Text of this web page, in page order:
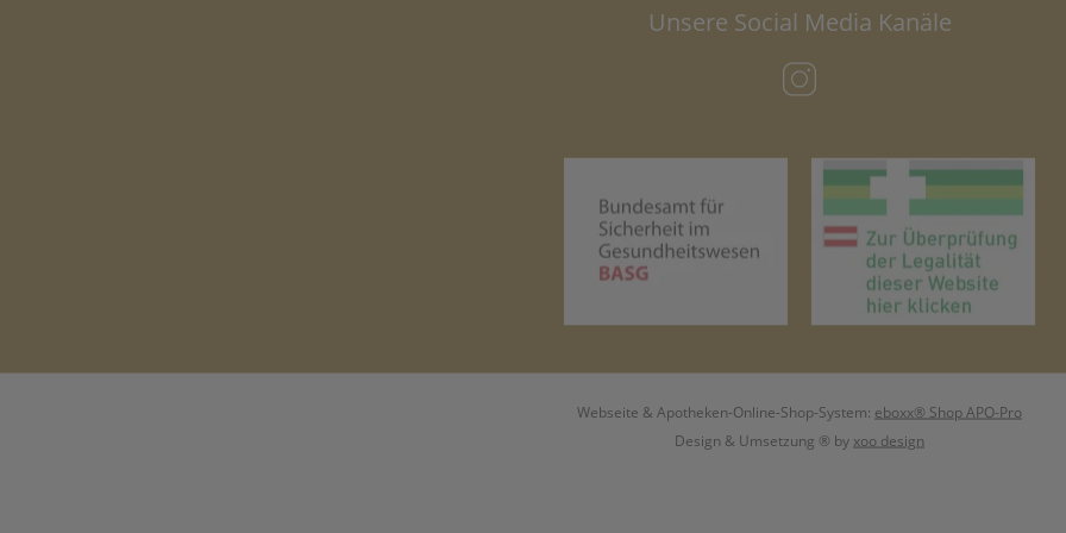
Unsere Social Media Kanäle
(öffnet in neuem Tab)
Webseite & Apotheken-Online-Shop-System: eboxx® Shop APO-Pro
Design & Umsetzung ® by xoo design